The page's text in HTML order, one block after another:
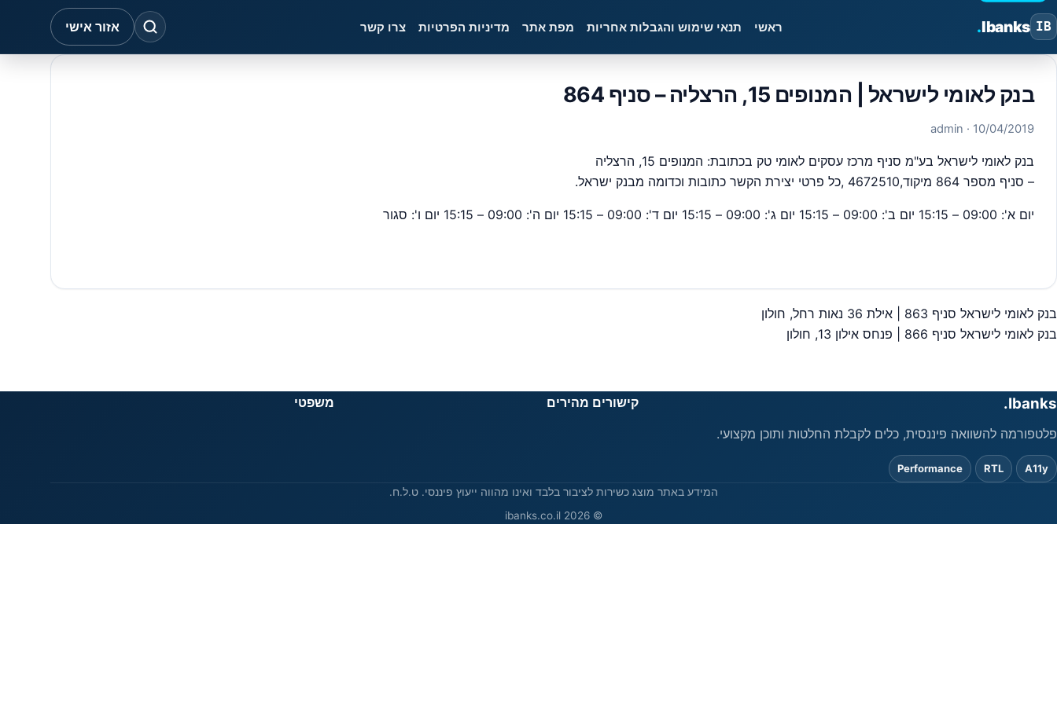
IB
Ibanks
. ראשי תנאי שימוש והגבלות אחריות מפת אתר מדיניות הפרטיות צרו קשר אזור אישי
בנק לאומי לישראל | המנופים 15, הרצליה – סניף 864
10/04/2019
· admin
בנק לאומי לישראל בע"מ סניף מרכז עסקים לאומי טק בכתובת: המנופים 15, הרצליה
– סניף מספר 864 מיקוד,4672510 ,כל פרטי יצירת הקשר כתובות וכדומה מבנק ישראל.
יום א': 09:00 – 15:15 יום ב': 09:00 – 15:15 יום ג': 09:00 – 15:15 יום ד': 09:00 – 15:15 יום ה': 09:00 – 15:15 יום ו': סגור
ניווט
בנק לאומי לישראל סניף 863 | אילת 36 נאות רחל, חולון
בנק לאומי לישראל סניף 866 | פנחס אילון 13, חולון
Ibanks.
פלטפורמה להשוואה פיננסית, כלים לקבלת החלטות ותוכן מקצועי.
A11y
RTL
Performance
קישורים מהירים משפטי
המידע באתר מוצג כשירות לציבור בלבד ואינו מהווה ייעוץ פיננסי. ט.ל.ח.
© 2026 ibanks.co.il